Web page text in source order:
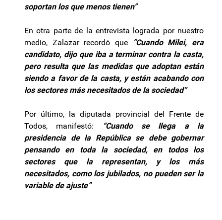
soportan los que menos tienen”
En otra parte de la entrevista lograda por nuestro
medio, Zalazar recordó que “Cuando Milei, era
candidato, dijo que iba a terminar contra la casta,
pero resulta que las medidas que adoptan están
siendo a favor de la casta, y están acabando con
los sectores más necesitados de la sociedad”
Por último, la diputada provincial del Frente de
Todos, manifestó:
“Cuando se llega a la
presidencia de la República se debe gobernar
pensando en toda la sociedad, en todos los
sectores que la representan, y los más
necesitados, como los jubilados, no pueden ser la
variable de ajuste”